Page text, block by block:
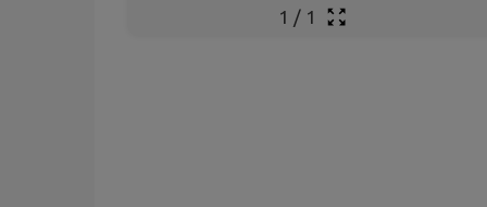
1 / 1